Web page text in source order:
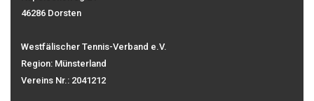
46286 Dorsten
Westfälischer Tennis-Verband e.V.
Region: Münsterland
Vereins Nr.: 2041212